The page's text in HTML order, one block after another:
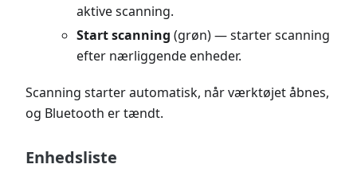
aktive scanning.
Start scanning (grøn) — starter scanning
efter nærliggende enheder.
Scanning starter automatisk, når værktøjet åbnes,
og Bluetooth er tændt.
Enhedsliste